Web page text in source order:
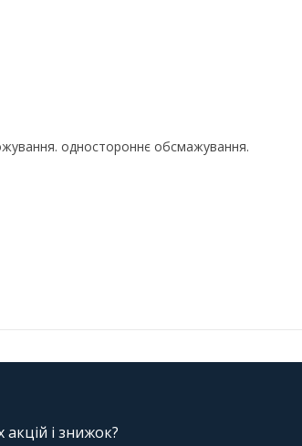
одностороннє обсмажування.
акцій і знижок?